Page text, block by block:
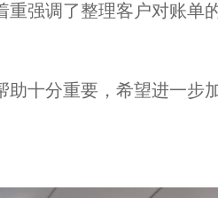
强调了整理客户对账单
十分重要，希望进一步